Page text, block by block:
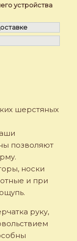
устройства
шерстяных
позволяют
носки
и при
руку,